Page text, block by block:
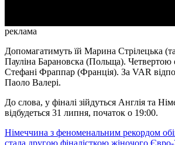
реклама
Допомагатимуть їй Марина Стрілецька
Пауліна Барановска (Польща). Четвертою
Стефані Фраппар (Франція). За VAR
Паоло Валері.
До слова, у фіналі зійдуться Англія та
відбудеться 31 липня, початок о 19:00.
Німеччина з феноменальним рекордом